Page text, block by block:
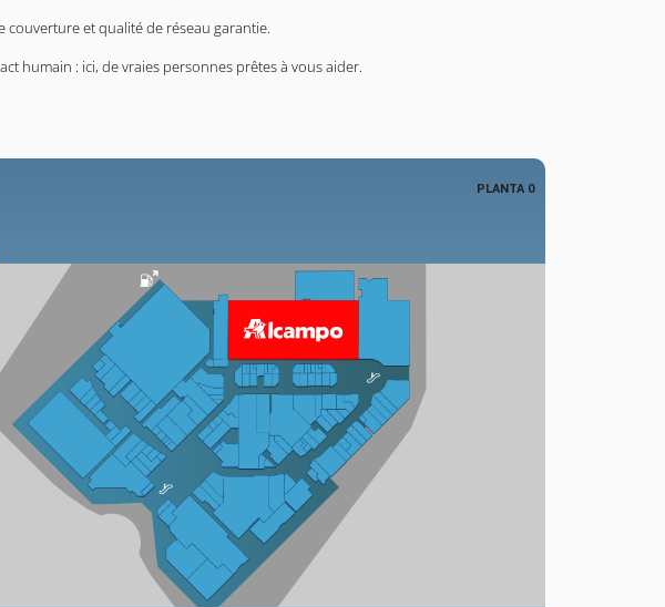
couverture et qualité de réseau garantie.
humain : ici, de vraies personnes prêtes à vous aider.